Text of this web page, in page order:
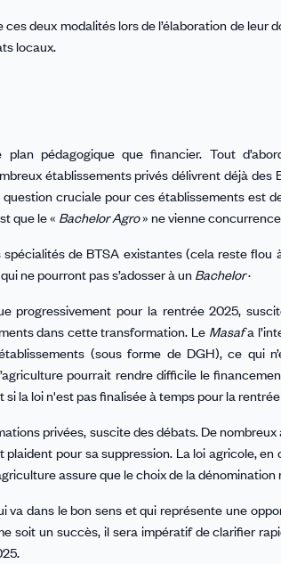
deux modalités lors de l’élaboration de leur
locaux.
pédagogique que financier. Tout
établissements privés délivrent déjà des
cruciale pour ces établissements est
que le « Bachelor Agro» ne vienne
de BTSA existantes (cela reste flou
ne pourront pas s’adosser à un Bachelor·
progressivement pour la rentrée 2025,
dans cette transformation. Le Masafa
(sous forme de DGH), ce qui
pourrait rendre difficile le
la loi n'est pas finalisée à temps pour la
privées, suscite des débats. De
pour sa suppression. La loi agricole,
assure que le choix de la dénomination
va dans le bon sens et qui représente une
soit un succès, il sera impératif de clarifier